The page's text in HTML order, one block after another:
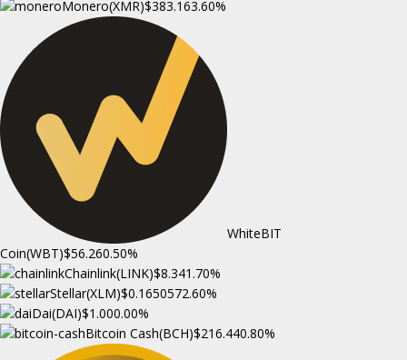
Monero(XMR)$383.163.60%
WhiteBIT
Coin(WBT)$56.260.50%
Chainlink(LINK)$8.341.70%
Stellar(XLM)$0.1650572.60%
Dai(DAI)$1.000.00%
Bitcoin Cash(BCH)$216.440.80%